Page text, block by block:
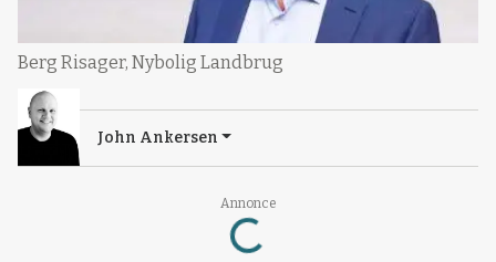
Annonce
Loading...
Berg Risager, Nybolig Landbrug
John Ankersen